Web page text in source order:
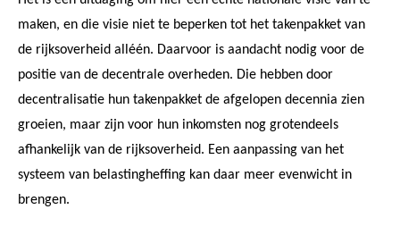
maken, en die visie niet te beperken tot het takenpakket van
de rijksoverheid alléén. Daarvoor is aandacht nodig voor de
positie van de decentrale overheden. Die hebben door
decentralisatie hun takenpakket de afgelopen decennia zien
groeien, maar zijn voor hun inkomsten nog grotendeels
afhankelijk van de rijksoverheid. Een aanpassing van het
systeem van belastingheffing kan daar meer evenwicht in
brengen.